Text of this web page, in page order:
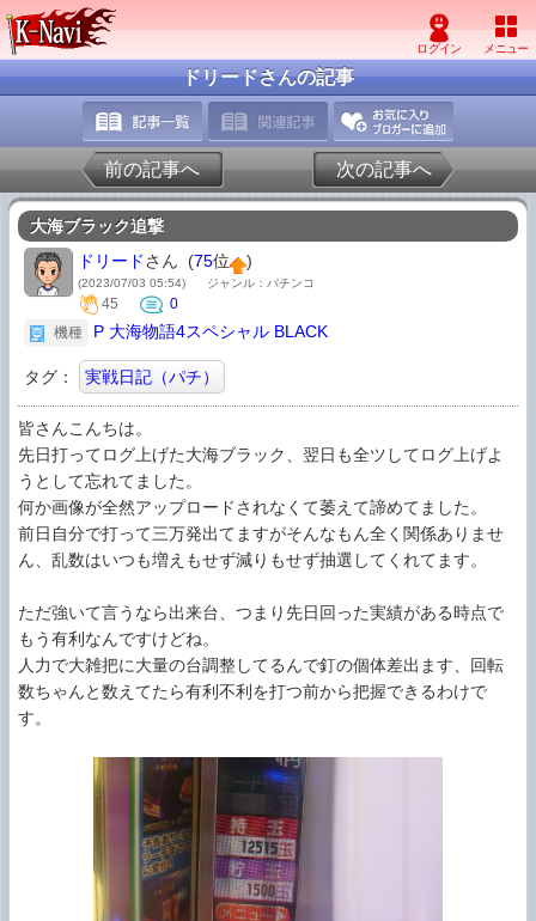
ドリードさんの記事
前の記事へ 次の記事へ
大海ブラック追撃
ドリードさん (75位 )
(2023/07/03 05:54) ジャンル：パチンコ
45
0
機種
P 大海物語4スペシャル BLACK
タグ： 実戦日記（パチ）
皆さんこんちは。
先日打ってログ上げた大海ブラック、翌日も全ツしてログ上げよ
うとして忘れてました。
何か画像が全然アップロードされなくて萎えて諦めてました。
前日自分で打って三万発出てますがそんなもん全く関係ありませ
ん、乱数はいつも増えもせず減りもせず抽選してくれてます。
ただ強いて言うなら出来台、つまり先日回った実績がある時点で
もう有利なんですけどね。
人力で大雑把に大量の台調整してるんで釘の個体差出ます、回転
数ちゃんと数えてたら有利不利を打つ前から把握できるわけで
す。